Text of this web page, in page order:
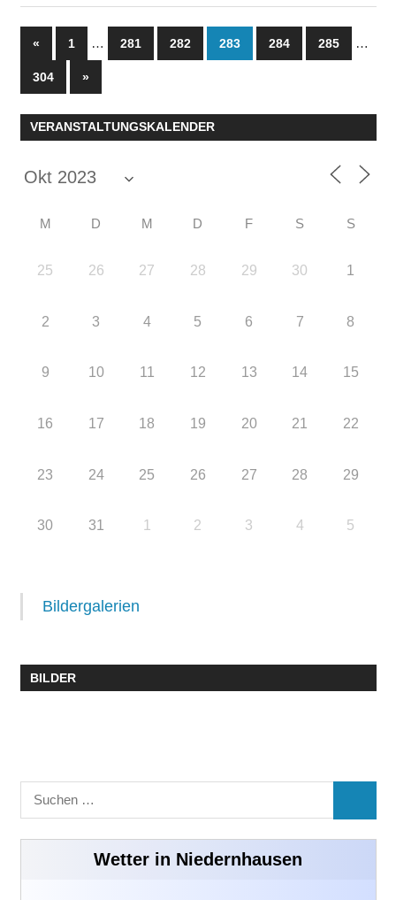
Seitennummerierung
der
Beiträge
«Vorherige
Beiträge
1 … 281 282 283 284 285 …
304
Nächste
Beiträge
»
VERANSTALTUNGSKALENDER
M D M D F S S
25 26 27 28 29 30 1
2 3 4 5 6 7 8
9 10 11 12 13 14 15
16 17 18 19 20 21 22
23 24 25 26 27 28 29
30 31 1 2 3 4 5
Bildergalerien
BILDER
Suchen
nach:
Wetter in Niedernhausen